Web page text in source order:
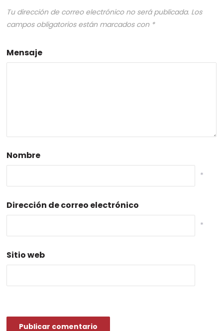
Tu dirección de correo electrónico no será publicada. Los
campos obligatorios están marcados con *
Mensaje
Nombre
*
Dirección de correo electrónico
*
Sitio web